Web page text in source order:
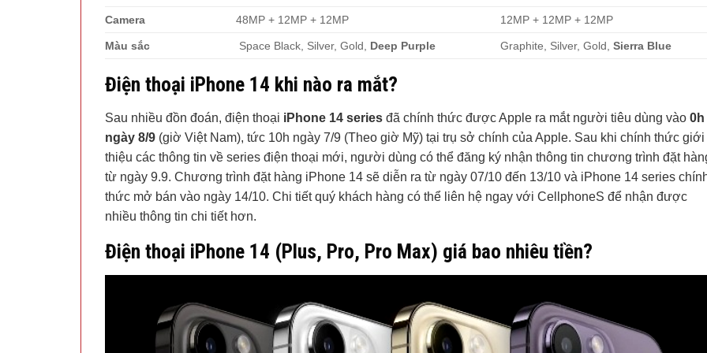
Camera 48MP + 12MP + 12MP 12MP + 12MP + 12MP
Màu sắc Space Black, Silver, Gold, Deep Purple Graphite, Silver, Gold,Sierra Blue
Điện thoại iPhone 14 khi nào ra mắt?
Sau nhiều đồn đoán, điện thoại iPhone 14 series đã chính thức được Apple ra mắt người tiêu dùng vào 0h
ngày 8/9 (giờ Việt Nam), tức 10h ngày 7/9 (Theo giờ Mỹ) tại trụ sở chính của Apple. Sau khi chính thức giới
thiệu các thông tin về series điện thoại mới, người dùng có thể đăng ký nhận thông tin chương trình đặt
từ ngày 9.9. Chương trình đặt hàng iPhone 14 sẽ diễn ra từ ngày 07/10 đến 13/10 và iPhone 14 series
thức mở bán vào ngày 14/10. Chi tiết quý khách hàng có thể liên hệ ngay với CellphoneS để nhận được
nhiều thông tin chi tiết hơn.
Điện thoại iPhone 14 (Plus, Pro, Pro Max) giá bao nhiêu tiền?